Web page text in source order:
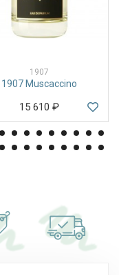
1907
1907 Muscaccino
15 610 ₽